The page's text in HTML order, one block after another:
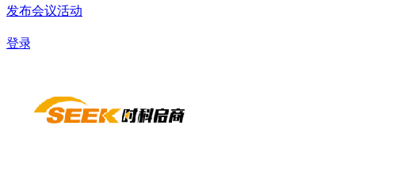
发布会议活动
登录